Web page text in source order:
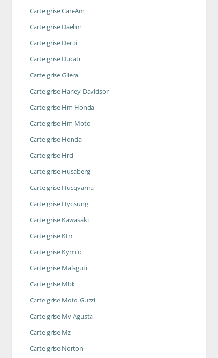
Carte grise Can-Am
Carte grise Daelim
Carte grise Derbi
Carte grise Ducati
Carte grise Gilera
Carte grise Harley-Davidson
Carte grise Hm-Honda
Carte grise Hm-Moto
Carte grise Honda
Carte grise Hrd
Carte grise Husaberg
Carte grise Husqvarna
Carte grise Hyosung
Carte grise Kawasaki
Carte grise Ktm
Carte grise Kymco
Carte grise Malaguti
Carte grise Mbk
Carte grise Moto-Guzzi
Carte grise Mv-Agusta
Carte grise Mz
Carte grise Norton